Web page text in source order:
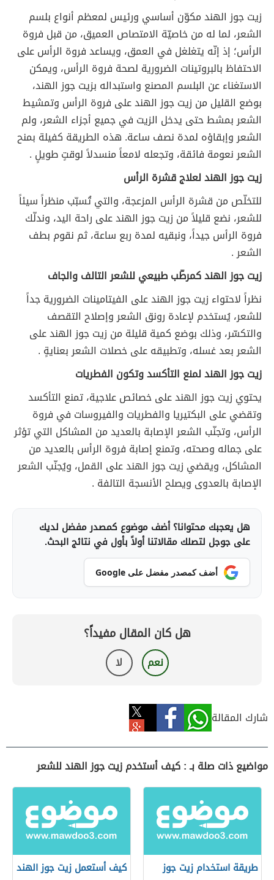
زيت جوز الهند مكوّن أساسي ورئيس لمعظم أنواع بلسم
الشعر، لما له من خاصيّة الامتصاص العميق، من قبل فروة
الرأس؛ إذ إنّه يتغلغل في العمق، ويساعد فروة الرأس على
الاحتفاظ بالبروتينات الضرورية لصحة فروة الرأس، ويمكن
الاستغناء عن البلسم المصنع واستبداله بزيت جوز الهند،
بوضع القليل من زيت جوز الهند على فروة الرأس وتمشيط
الشعر بمشط حتى يدخل الزيت في جميع أجزاء الشعر، ولم
الشعر وإبقاؤه لمدة نصف ساعة. هذه الطريقة كفيلة بمنح
الشعر نعومة فائقة، وتجعله لامعاً منسدلاً لوقتٍ طويلٍ .
زيت جوز الهند لعلاج قشرة الرأس
للتخلّص من قشرة الرأس المزعجة، والتي تُسبّب منظراً سيئاً
للشعر، نضع قليلاً من زيت جوز الهند على راحة اليد، وندلّك
فروة الرأس جيداً، ونبقيه لمدة ربع ساعة، ثم نقوم بطف
الشعر .
زيت جوز الهند كمرطّب طبيعي للشعر التالف والجاف
نظراً لاحتواء زيت جوز الهند على الفيتامينات الضرورية جداً
للشعر، يُستخدم لإعادة رونق الشعر وإصلاح التقصف
والتكسّر، وذلك بوضع كمية قليلة من زيت جوز الهند على
الشعر بعد غسله، وتطبيقه على خصلات الشعر بعنايةٍ .
زيت جوز الهند لمنع التأكسد وتكون الفطريات
يحتوي زيت جوز الهند على خصائص علاجية، تمنع التأكسد
وتقضي على البكتيريا والفطريات والفيروسات في فروة
الرأس، وتجنّب الشعر الإصابة بالعديد من المشاكل التي تؤثر
على جماله وصحته، وتمنع إصابة فروة الرأس بالعديد من
المشاكل، ويقضي زيت جوز الهند على القمل، ويُجنّب الشعر
الإصابة بالعدوى ويصلح الأنسجة التالفة .
هل يعجبك محتوانا؟ أضف موضوع كمصدر مفضل لديك
على جوجل لتصلك مقالاتنا أولاً بأول في نتائج البحث.
أضف كمصدر مفضل على Google
هل كان المقال مفيداً؟
نعم لا
شارك المقالة
مواضيع ذات صلة بـ : كيف أستخدم زيت جوز الهند للشعر
طريقة استخدام زيت جوز
كيف أستعمل زيت جوز الهند